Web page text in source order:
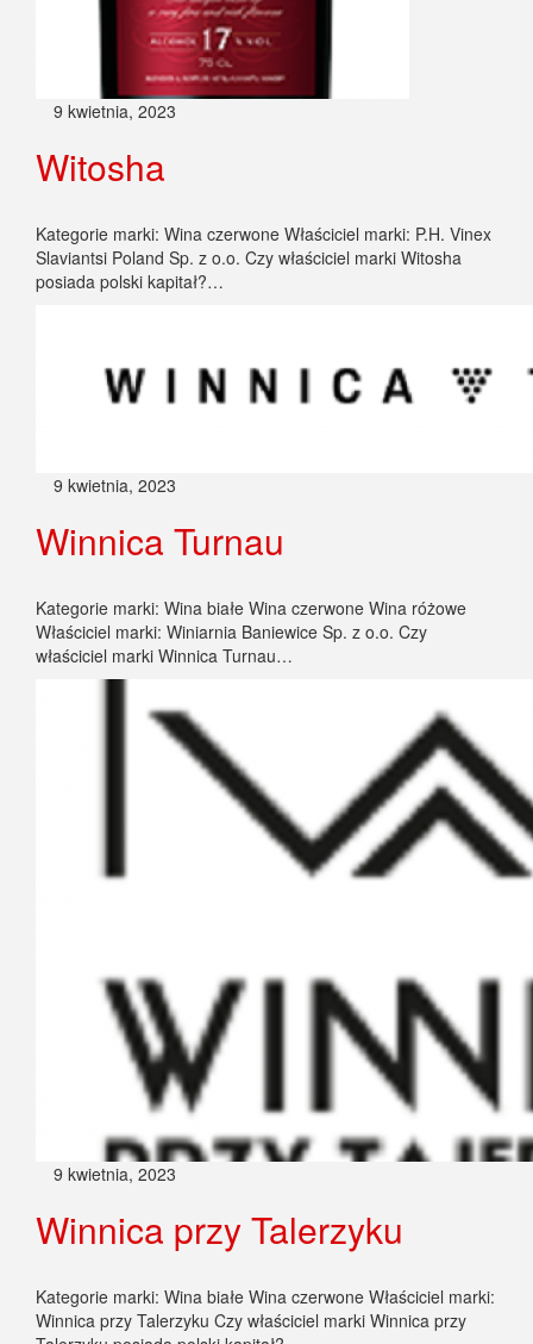
9 kwietnia, 2023
Witosha
Kategorie marki: Wina czerwone Właściciel marki: P.H. Vinex
Slaviantsi Poland Sp. z o.o. Czy właściciel marki Witosha
posiada polski kapitał?…
9 kwietnia, 2023
Winnica Turnau
Kategorie marki: Wina białe Wina czerwone Wina różowe
Właściciel marki: Winiarnia Baniewice Sp. z o.o. Czy
właściciel marki Winnica Turnau…
9 kwietnia, 2023
Winnica przy Talerzyku
Kategorie marki: Wina białe Wina czerwone Właściciel marki:
Winnica przy Talerzyku Czy właściciel marki Winnica przy